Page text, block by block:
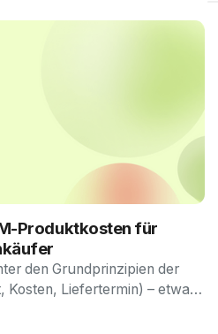
Produktkosten für
den Grundprinzipien der
Kosten, Liefertermin) – etwas
(C) eingehen,